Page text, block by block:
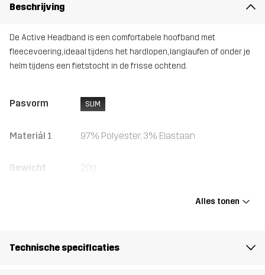
Beschrijving
De Active Headband is een comfortabele hoofband met
fleecevoering, ideaal tijdens het hardlopen, langlaufen of onder je
helm tijdens een fietstocht in de frisse ochtend.
Pasvorm SLIM
Materiál 1 97% Polyester, 3% Elastaan
Gewicht 20g
HARDLOPEN EN TRAINING
Artikelnummer 10719_2001
Alles tonen
Technische specificaties